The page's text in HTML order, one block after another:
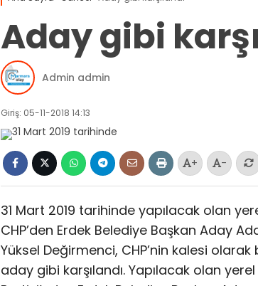
Aday gibi
Admin admin
Giriş: 05-11-2018 14:13
+ -
31 Mart 2019 tarihinde yapılacak olan
CHP’den Erdek Belediye Başkan Aday
Yüksel Değirmenci, CHP’nin kalesi
aday gibi karşılandı. Yapılacak olan